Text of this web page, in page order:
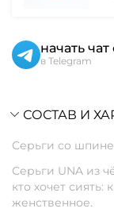
начать
в Telegram
СОСТАВ И
Серьги со
Серьги UNA из
кто хочет сиять:
женственное.